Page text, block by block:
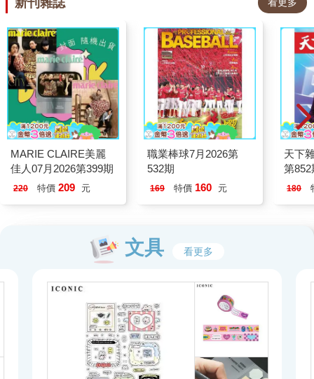
MARIE CLAIRE美麗
佳人07月2026第399期
220 特價 209 元
職業棒球7月2026第
532期
169 特價 160 元
天下
第852
180
文具 看更多